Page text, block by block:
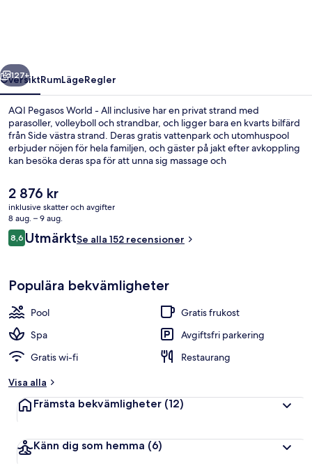
Nästa
127+
ÖversiktRumLägeRegler
AQI Pegasos World - All inclusive har en privat strand med
parasoller, volleyboll och strandbar, och ligger bara en kvarts bilfärd
från Side västra strand. Deras gratis vattenpark och utomhuspool
erbjuder nöjen för hela familjen, och gäster på jakt efter avkoppling
kan besöka deras spa för att unna sig massage och
serverar frukost, lunch och middag. Detta boende med all-inclusive
erbjuder även gäster tillgång till 3 barer/lounger, en inomhuspool
och en nattklubb.
Det
nuvarande
priset
är
2 876 kr
2 876 kr
inklusive skatter och avgifter
8 aug. – 9 aug.
Recensioner
8,68,6 av 10,
UtmärktSe alla 152 recensioner
Populära bekvämligheter
Pool
Gratis frukost
Spa
Avgiftsfri parkering
Gratis wi-fi
Restaurang
Visa alla
Främsta bekvämligheter (12)
Känn dig som hemma (6)